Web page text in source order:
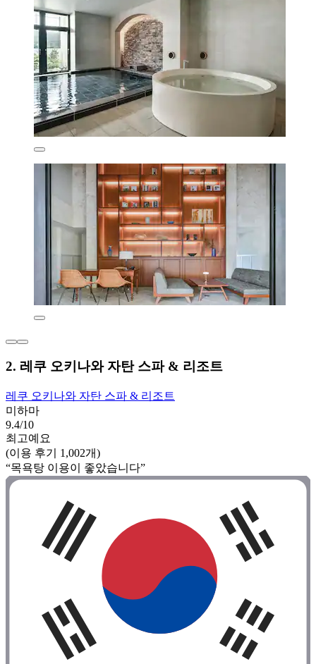
2. 레쿠 오키나와 자탄 스파 & 리조트
레쿠 오키나와 자탄 스파 & 리조트
미하마
9.4/10
최고예요
(이용 후기 1,002개)
“목욕탕 이용이 좋았습니다”